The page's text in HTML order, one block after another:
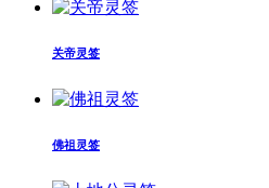
关帝灵签
佛祖灵签